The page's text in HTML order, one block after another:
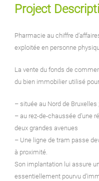
Project
Pharmacie au chiffre
exploitée en personne
La vente du fonds de
du bien immobilier utilisé pour
– située au Nord de Bruxelles ;
– au rez-de-chaussée d’une
deux grandes avenues
– Une ligne de tram passe
à proximité.
Son implantation lui assure
essentiellement pourvu